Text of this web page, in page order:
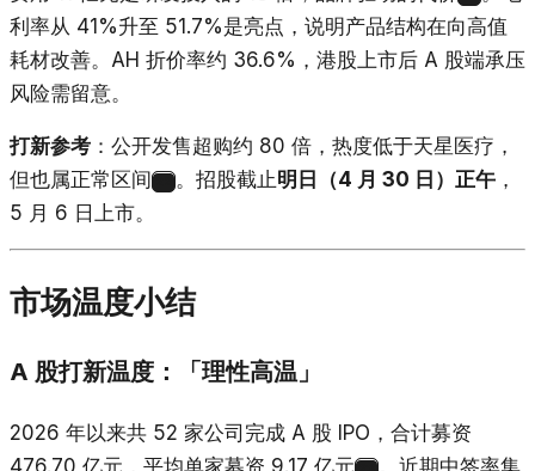
利率从 41%升至 51.7%是亮点，说明产品结构在向高值
耗材改善。AH 折价率约 36.6%，港股上市后 A 股端承压
风险需留意。
打新参考 ：公开发售超购约 80 倍，热度低于天星医疗，
但也属正常区间
。招股截止明日（4 月 30 日）正午 ，
5 月 6 日上市。
市场温度小结
A 股打新温度：「理性高温」
2026 年以来共 52 家公司完成 A 股 IPO，合计募资